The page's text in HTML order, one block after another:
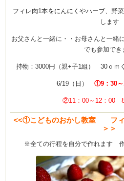
フィレ肉1本をにんにくやハーブ、野
します
お父さんと一緒に・・お母さんと一
でも参加でき
持物：3000円（親+子1組） 30ｃｍ
6/19（日） ①9：30～
②11：00～12：
<<①こどものおかし教室 フィ
＞＞
※全ての行程を自分で作れます